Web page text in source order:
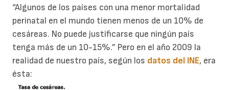
“Algunos de los países con una menor mortalidad
perinatal en el mundo tienen menos de un 10% de
cesáreas. No puede justificarse que ningún país
tenga más de un 10-15%.” Pero en el año 2009 la
realidad de nuestro país, según los datos del INE, era
ésta: